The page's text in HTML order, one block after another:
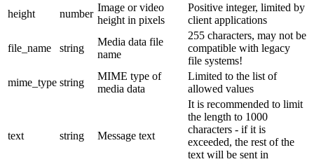
height
number
Image or video
height in pixels
Positive integer, limited by
client applications
file_name string
Media data file
name
255 characters, may not be
compatible with legacy
file systems!
mime_type string
MIME type of
media data
Limited to the list of
allowed values
text string Message text
It is recommended to limit
the length to 1000
characters - if it is
exceeded, the rest of the
text will be sent in